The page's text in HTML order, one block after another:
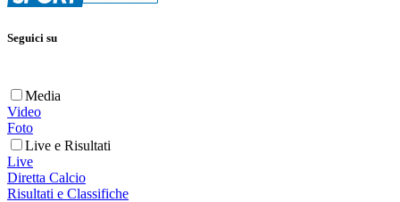
Seguici su
Media
Video
Foto
Live e Risultati
Live
Diretta Calcio
Risultati e Classifiche